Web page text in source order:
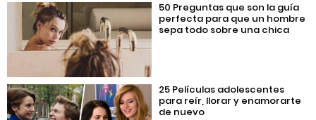
50 Preguntas que son la guía
perfecta para que un hombre
sepa todo sobre una chica
25 Películas adolescentes
para reír, llorar y enamorarte
de nuevo